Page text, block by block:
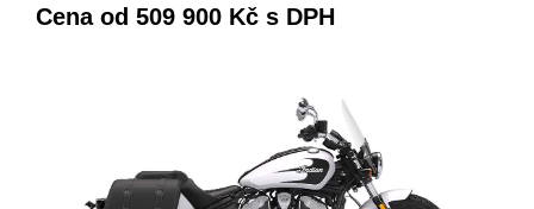
Cena od 509 900 Kč s DPH